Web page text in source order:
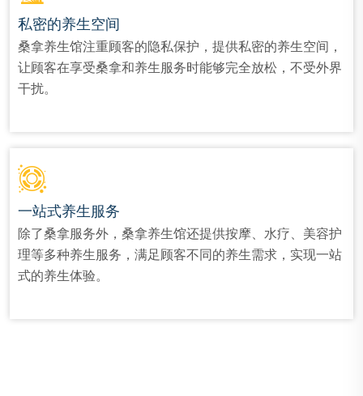
私密的养生空间
桑拿养生馆注重顾客的隐私保护，提供私密的养生空间，
让顾客在享受桑拿和养生服务时能够完全放松，不受外界
干扰。
一站式养生服务
除了桑拿服务外，桑拿养生馆还提供按摩、水疗、美容护
理等多种养生服务，满足顾客不同的养生需求，实现一站
式的养生体验。